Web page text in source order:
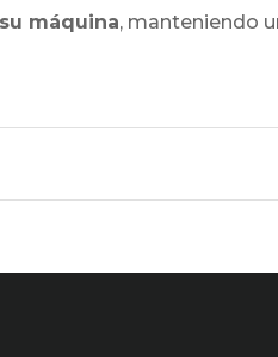
máquina, manteniendo